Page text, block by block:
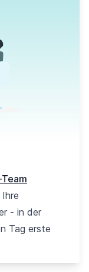
- in der
Tag erste